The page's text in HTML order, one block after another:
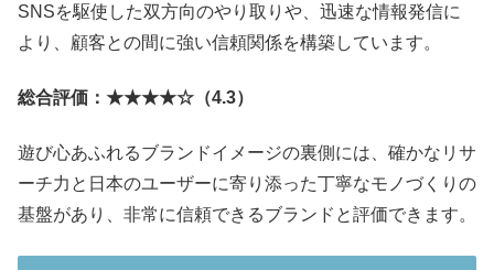
SNSを駆使した双方向のやり取りや、迅速な情報発信に
より、顧客との間に強い信頼関係を構築しています。
総合評価：★★★★☆（4.3）
遊び心あふれるブランドイメージの裏側には、確かなリサ
ーチ力と日本のユーザーに寄り添った丁寧なモノづくりの
基盤があり、非常に信頼できるブランドと評価できます。